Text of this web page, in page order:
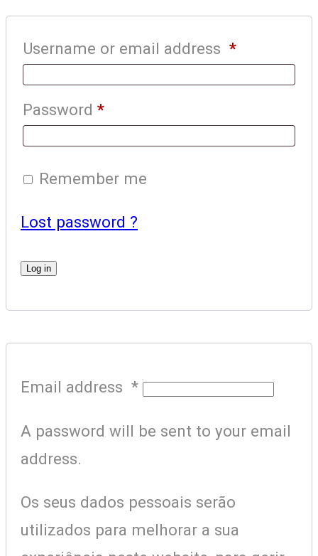
Username or email address *
Password *
Remember me
Lost password ?
Log in
Email address *
A password will be sent to your email
address.
Os seus dados pessoais serão
utilizados para melhorar a sua